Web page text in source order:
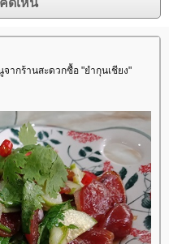
จากร้านสะดวกซื้อ "ยำกุนเชียง"